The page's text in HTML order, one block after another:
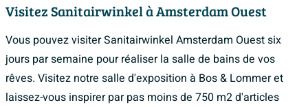
Visitez Sanitairwinkel à Amsterdam Ouest
Vous pouvez visiter Sanitairwinkel Amsterdam Ouest six
jours par semaine pour réaliser la salle de bains de vos
rêves. Visitez notre salle d'exposition à Bos & Lommer et
laissez-vous inspirer par pas moins de 750 m2 d'articles